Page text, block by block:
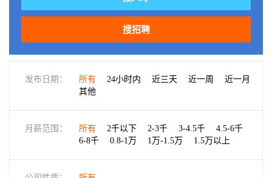
搜招聘
发布日期： 所有 24小时内 近三天 近一周
近一月
其他
月薪范围： 所有 2千以下 2-3千 3-4.5千
4.5-6千
6-8千
0.8-1万 1万-1.5万 1.5万以上